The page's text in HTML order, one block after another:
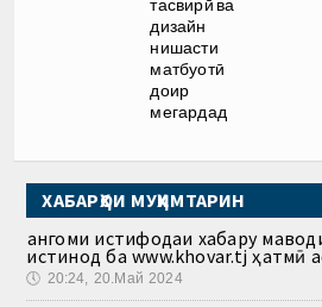
тасвирӣ ва
дизайн
нишасти
матбуотӣ
доир
мегардад
ХАБАРҲОИ МУҲИМТАРИН
Ҳангоми истифодаи хабару
истинод ба www.khovar.tj ҳатмӣ
🕔 20:24, 20.Май 2024